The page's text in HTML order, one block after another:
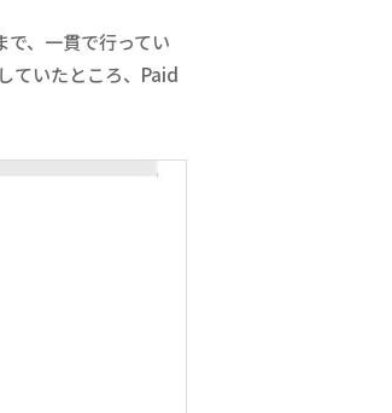
、一貫で行ってい
ていたところ、Paid